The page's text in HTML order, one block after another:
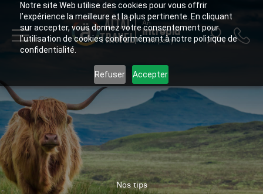
Notre site Web utilise des cookies pour vous offrir
l’expérience la meilleure et la plus pertinente. En cliquant
sur accepter, vous donnez votre consentement pour
l’utilisation de cookies conformément à notre politique de
confidentialité.
Refuser Accepter
ALTAÏ
TRAVEL
An
Intrepid
Company
Nos tips